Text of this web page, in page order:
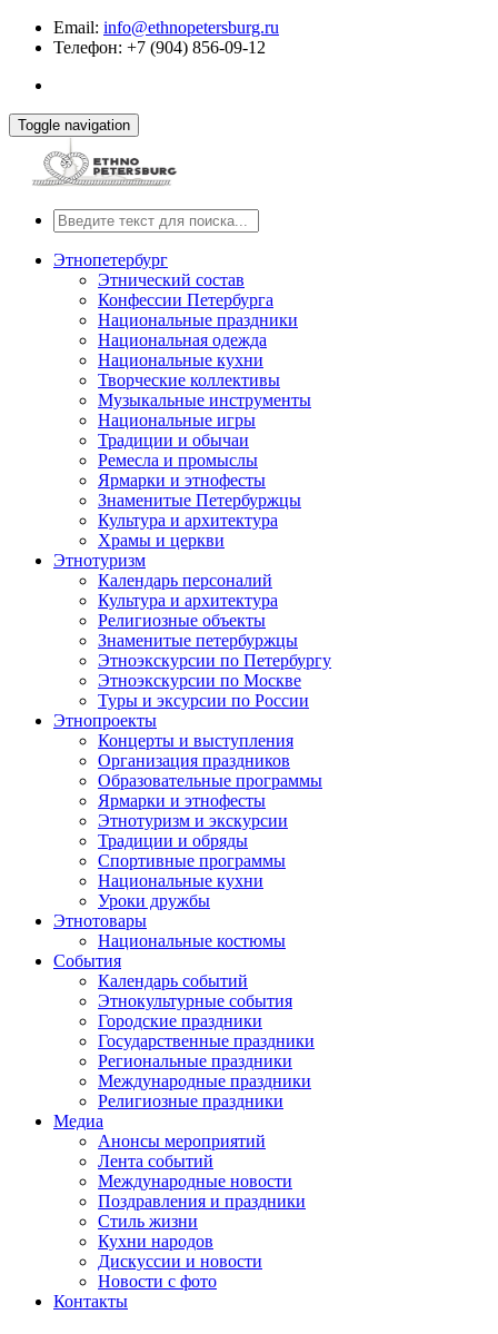
Email: info@ethnopetersburg.ru
Телефон: +7 (904) 856-09-12
Toggle navigation
Этнопетербург
Этнический состав
Конфессии Петербурга
Национальные праздники
Национальная одежда
Национальные кухни
Творческие коллективы
Музыкальные инструменты
Национальные игры
Традиции и обычаи
Ремесла и промыслы
Ярмарки и этнофесты
Знаменитые Петербуржцы
Культура и архитектура
Храмы и церкви
Этнотуризм
Календарь персоналий
Культура и архитектура
Религиозные объекты
Знаменитые петербуржцы
Этноэкскурсии по Петербургу
Этноэкскурсии по Москве
Туры и эксурсии по России
Этнопроекты
Концерты и выступления
Организация праздников
Образовательные программы
Ярмарки и этнофесты
Этнотуризм и экскурсии
Традиции и обряды
Спортивные программы
Национальные кухни
Уроки дружбы
Этнотовары
Национальные костюмы
События
Календарь событий
Этнокультурные события
Городские праздники
Государственные праздники
Региональные праздники
Международные праздники
Религиозные праздники
Медиа
Анонсы мероприятий
Лента событий
Международные новости
Поздравления и праздники
Cтиль жизни
Кухни народов
Дискуссии и новости
Новости с фото
Контакты